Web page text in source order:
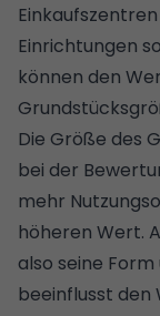
Einrichtungen
können den
Die Größe des
bei der
mehr
höheren Wert.
also seine
beeinflusst den